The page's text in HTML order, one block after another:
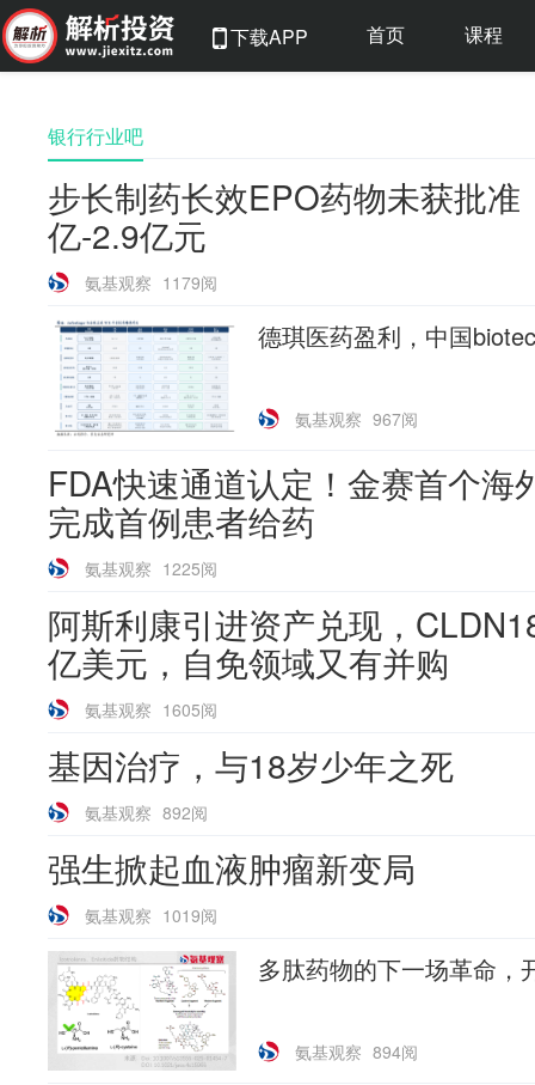
下载APP 首页 课程
银行行业吧
步长制药长效EPO药物未获批
亿-2.9亿元
氨基观察 1179阅
德琪医药盈利，中国
氨基观察 967阅
FDA快速通道认定！金赛首个海
完成首例患者给药
氨基观察 1225阅
阿斯利康引进资产兑现，
亿美元，自免领域又有并购
氨基观察 1605阅
基因治疗，与18岁少年之死
氨基观察 892阅
强生掀起血液肿瘤新变局
氨基观察 1019阅
多肽药物的下一场革命，
氨基观察 894阅